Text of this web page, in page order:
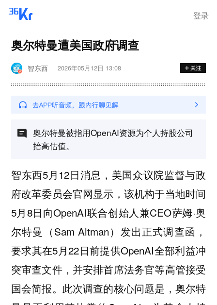
登录
奥尔特曼遭美国政府调查
智东西 2026年05月12日 13:08
奥尔特曼被指用OpenAI资源为个人持股公司
抬高估值。
智东西5月12日消息，美国众议院监督与政
府改革委员会官网显示，该机构于当地时间
5月8日向OpenAI联合创始人兼CEO萨姆·奥
尔特曼（Sam Altman）发出正式调查函，
要求其在5月22日前提供OpenAI全部利益冲
突审查文件，并安排首席法务官等高管接受
国会简报。此次调查的核心问题是，奥尔特